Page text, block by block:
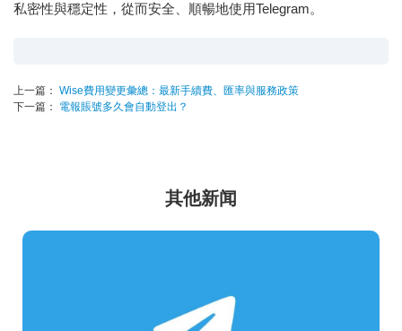
私密性與穩定性，從而安全、順暢地使用Telegram。
上一篇： Wise費用變更彙總：最新手續費、匯率與服務政策
下一篇：
電報賬號多久會自動登出？
其他新闻